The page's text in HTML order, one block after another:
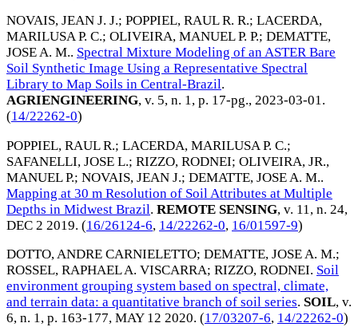
NOVAIS, JEAN J. J.; POPPIEL, RAUL R. R.; LACERDA,
MARILUSA P. C.; OLIVEIRA, MANUEL P. P.; DEMATTE,
JOSE A. M.. Spectral Mixture Modeling of an ASTER Bare
Soil Synthetic Image Using a Representative Spectral
Library to Map Soils in Central-Brazil.
AGRIENGINEERING, v. 5, n. 1, p. 17-pg., 2023-03-01.
(14/22262-0)
POPPIEL, RAUL R.; LACERDA, MARILUSA P. C.;
SAFANELLI, JOSE L.; RIZZO, RODNEI; OLIVEIRA, JR.,
MANUEL P.; NOVAIS, JEAN J.; DEMATTE, JOSE A. M..
Mapping at 30 m Resolution of Soil Attributes at Multiple
Depths in Midwest Brazil. REMOTE SENSING, v. 11, n. 24,
DEC 2 2019. (16/26124-6, 14/22262-0, 16/01597-9)
DOTTO, ANDRE CARNIELETTO; DEMATTE, JOSE A. M.;
ROSSEL, RAPHAEL A. VISCARRA; RIZZO, RODNEI. Soil
environment grouping system based on spectral, climate,
and terrain data: a quantitative branch of soil series. SOIL, v.
6, n. 1, p. 163-177, MAY 12 2020. (17/03207-6, 14/22262-0)